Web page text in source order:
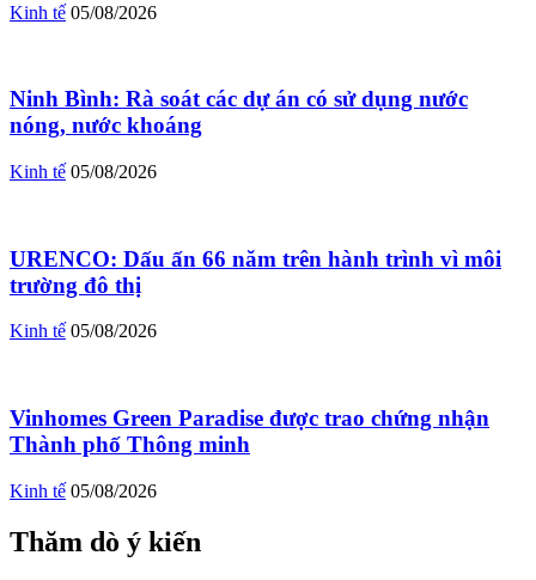
Kinh tế 05/08/2026
Ninh Bình: Rà soát các dự án có sử dụng nước
nóng, nước khoáng
Kinh tế 05/08/2026
URENCO: Dấu ấn 66 năm trên hành trình vì môi
trường đô thị
Kinh tế 05/08/2026
Vinhomes Green Paradise được trao chứng nhận
Thành phố Thông minh
Kinh tế 05/08/2026
Thăm dò ý kiến